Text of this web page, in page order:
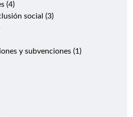
(4)
social (3)
y subvenciones (1)